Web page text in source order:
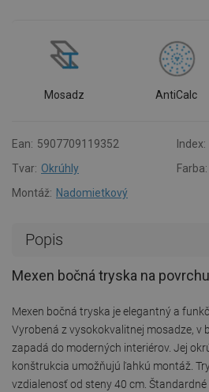
Mosadz AntiCalc
Ean: 5907709119352 Index:
Tvar: Okrúhly Farba:
Montáž: Nadomietkový
Popis
Mexen bočná tryska na
Mexen bočná tryska je elegantný a
Vyrobená z vysokokvalitnej mosadze, v
zapadá do moderných interiérov. Jej
konštrukcia umožňujú ľahkú montáž.
vzdialenosť od steny 40 cm.